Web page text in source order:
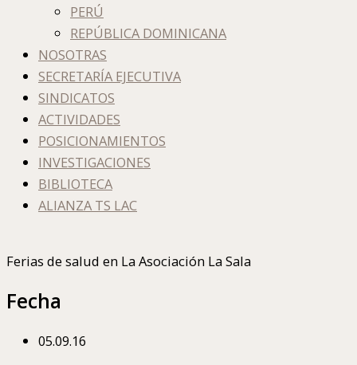
PERÚ
REPÚBLICA DOMINICANA
NOSOTRAS
SECRETARÍA EJECUTIVA
SINDICATOS
ACTIVIDADES
POSICIONAMIENTOS
INVESTIGACIONES
BIBLIOTECA
ALIANZA TS LAC
Ferias de salud en La Asociación La Sala
Fecha
05.09.16